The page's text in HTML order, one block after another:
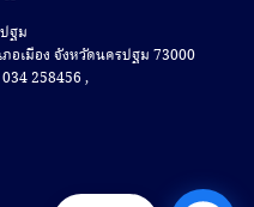
ฐม
อเมือง จังหวัดนครปฐม 73000
034 258456 ,